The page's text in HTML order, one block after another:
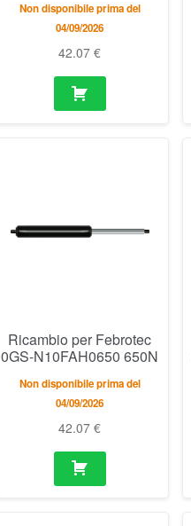
Non disponibile prima del
04/09/2026
42.07€
Ricambio per Febrotec
0GS-N10FAH0650 650N
Non disponibile prima del
04/09/2026
42.07€